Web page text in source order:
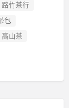
路竹茶行
包
高山茶